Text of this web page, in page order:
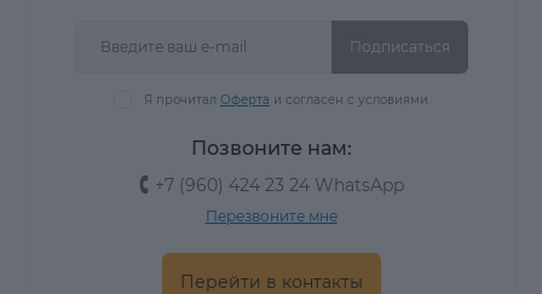
Подписаться
Я прочитал Оферта и согласен с условиями
Позвоните нам:
+7 (960) 424 23 24 WhatsApp
Перезвоните мне
Перейти в контакты